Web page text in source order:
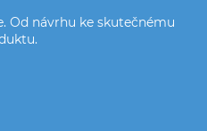
Od návrhu ke skutečnému